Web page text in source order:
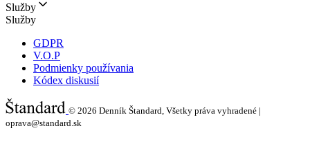
Služby
Služby
GDPR
V.O.P
Podmienky používania
Kódex diskusií
© 2026 Denník Štandard, Všetky práva vyhradené |
oprava@standard.sk